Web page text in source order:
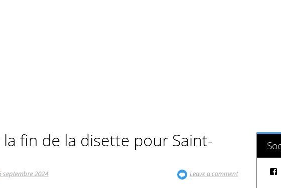
la fin de la disette pour Saint-
septembre 2024 Leave a comment